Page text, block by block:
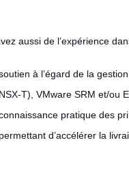
aussi de l’expérience
à l’égard de la
NSX-T), VMware SRM et/ou
pratique des
permettant d’accélérer la